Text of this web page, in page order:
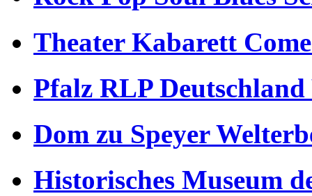
Theater Kabarett
Pfalz RLP
Dom zu Speyer
Historisches Museum